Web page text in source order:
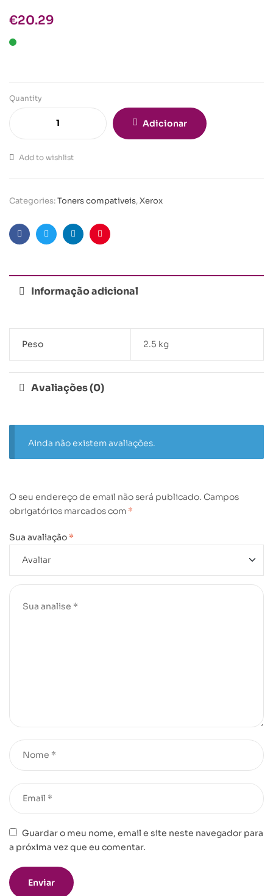
€20.29
Quantity
Adicionar
Add to wishlist
Categories:Toners compativeis,Xerox
FacebookTwitterLinkedinPinterest
Informação adicional
Peso 2.5 kg
Avaliações (0)
Ainda não existem avaliações.
O seu endereço de email não será publicado. Campos
obrigatórios marcados com *
Sua avaliação *
Guardar o meu nome, email e site neste navegador para
a próxima vez que eu comentar.